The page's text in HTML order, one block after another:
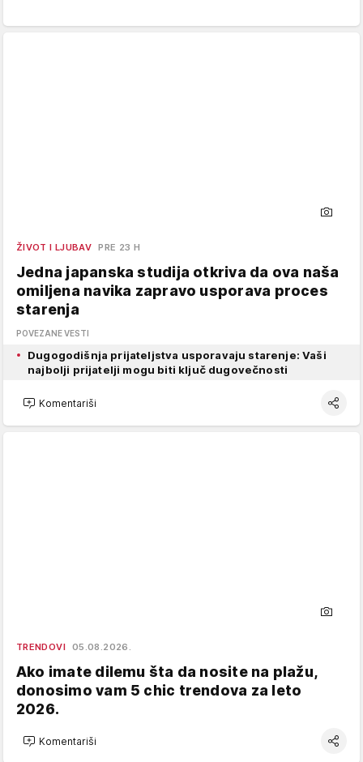
ŽIVOT I LJUBAV PRE 23 H
Jedna japanska studija otkriva da ova naša
omiljena navika zapravo usporava proces
starenja
POVEZANE VESTI
Dugogodišnja prijateljstva usporavaju starenje: Vaši
najbolji prijatelji mogu biti ključ dugovečnosti
Komentariši
TRENDOVI 05.08.2026.
Ako imate dilemu šta da nosite na plažu,
donosimo vam 5 chic trendova za leto
2026.
Komentariši